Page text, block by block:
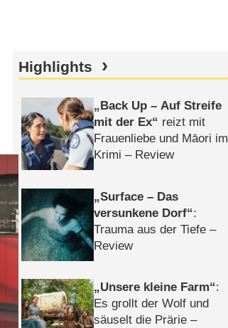
Highlights
Back Up – Auf Streife
mit der Ex
reizt mit
Frauenliebe und Māori im
Krimi – Review
Surface – Das
versunkene Dorf :
Trauma aus der Tiefe –
Review
Unsere kleine Farm :
Es grollt der Wolf und
säuselt die Prärie –